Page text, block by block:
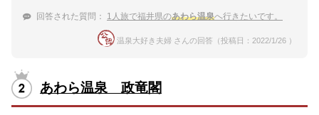
回答された質問： 1人旅で福井県のあわら温泉へ行きたいです。
温泉大好き夫婦 さんの回答（投稿日：2022/1/26 ）
あわら温泉 政竜閣